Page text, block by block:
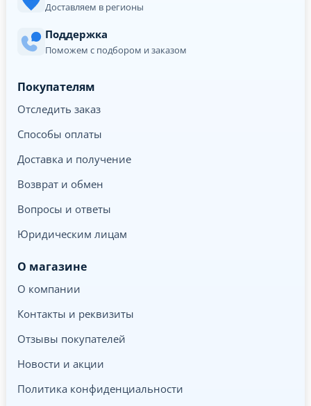
Доставляем в регионы
Поддержка
Поможем с подбором и заказом
Покупателям
Отследить заказ
Способы оплаты
Доставка и получение
Возврат и обмен
Вопросы и ответы
Юридическим лицам
О магазине
О компании
Контакты и реквизиты
Отзывы покупателей
Новости и акции
Политика конфиденциальности